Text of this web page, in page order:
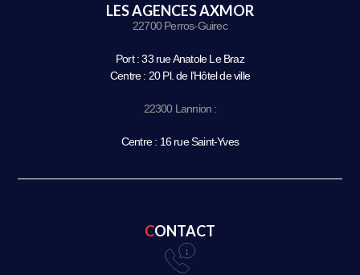
LES AGENCES AXMOR
22700 Perros-Guirec
Port : 33 rue Anatole Le Braz
Centre : 20 Pl. de l’Hôtel de ville
22300 Lannion :
Centre : 16 rue Saint-Yves
CONTACT